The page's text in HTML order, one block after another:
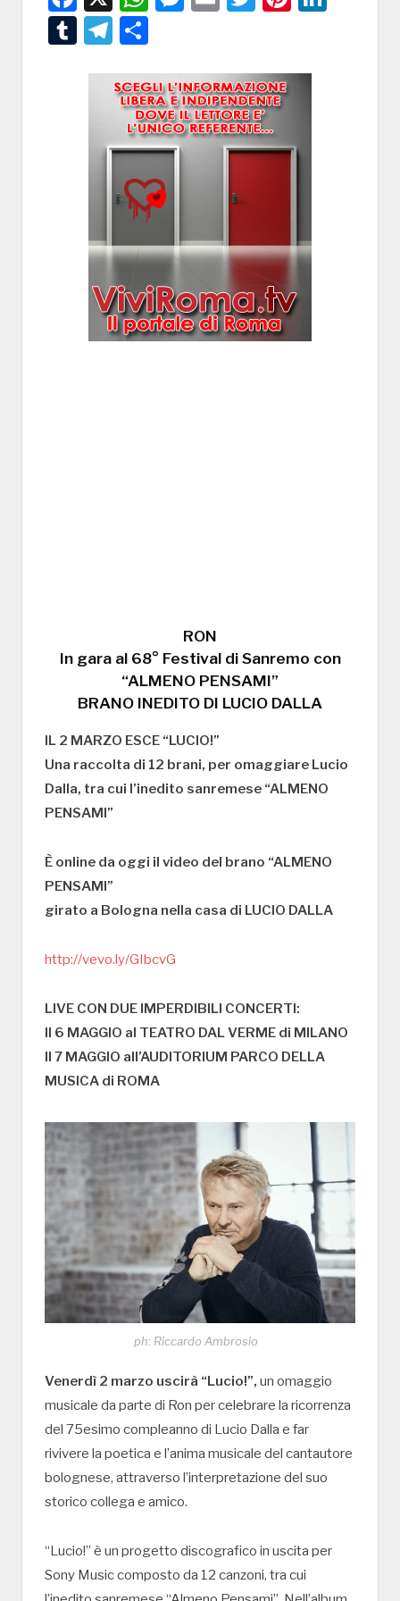
TumblrTelegram
RON
In gara al 68° Festival di Sanremo con
“ALMENO PENSAMI”
BRANO INEDITO DI LUCIO DALLA
IL 2 MARZO ESCE “LUCIO!”
Una raccolta di 12 brani, per omaggiare Lucio
Dalla, tra cui l’inedito sanremese “ALMENO
PENSAMI”
È online da oggi il video del brano “ALMENO
PENSAMI”
girato a Bologna nella casa di LUCIO DALLA
http://vevo.ly/GIbcvG
LIVE CON DUE IMPERDIBILI CONCERTI:
Il 6 MAGGIO al TEATRO DAL VERME di MILANO
Il 7 MAGGIO all’AUDITORIUM PARCO DELLA
MUSICA di ROMA
ph: Riccardo Ambrosio
Venerdì 2 marzo uscirà “Lucio!”, un omaggio
musicale da parte di Ron per celebrare la ricorrenza
del 75esimo compleanno di Lucio Dalla e far
rivivere la poetica e l’anima musicale del cantautore
bolognese, attraverso l’interpretazione del suo
storico collega e amico.
“Lucio!” è un progetto discografico in uscita per
Sony Music composto da 12 canzoni, tra cui